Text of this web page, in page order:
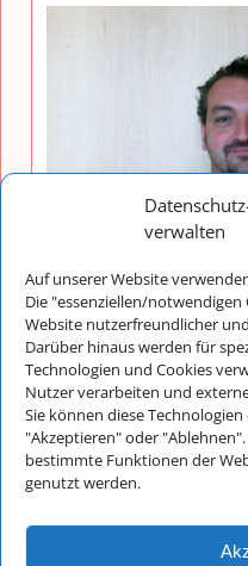
verwalten
Auf unserer Website
Die "essenziellen/
Website nutzerfreundlicher
Darüber hinaus werden für
Technologien und Cookies
Nutzer verarbeiten und
Sie können diese
"Akzeptieren" oder
bestimmte Funktionen der
genutzt werden.